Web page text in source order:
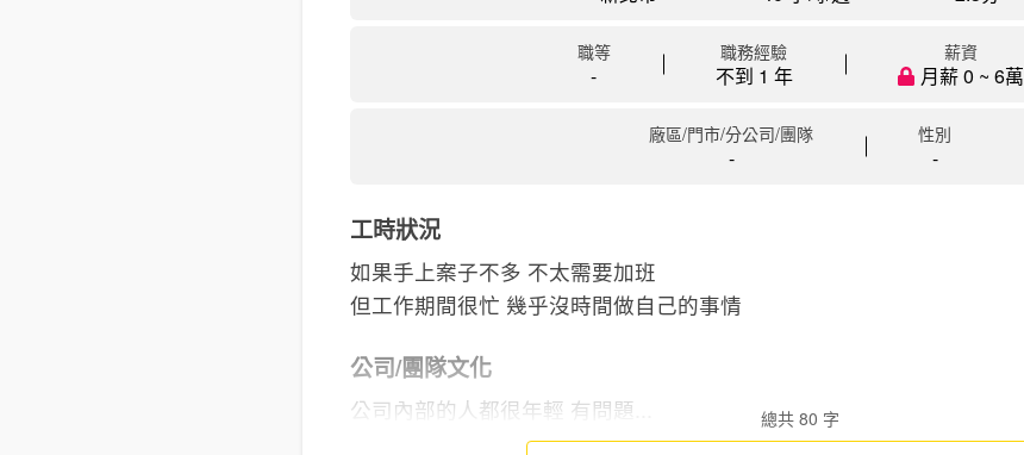
職等
-
職務經驗
不到 1 年
薪資
月薪 0 ~ 6萬
廠區/門市/分公司/團隊
-
性別
-
工時狀況
如果手上案子不多 不太需要加班
但工作期間很忙 幾乎沒時間做自己的事情
公司/團隊文化
公司內部的人都很年輕 有問題... 總共 80 字